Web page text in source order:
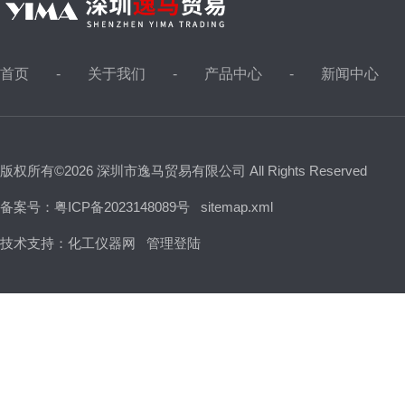
首页 关于我们 产品中心 新闻中心
版权所有©2026 深圳市逸马贸易有限公司 All Rights Reserved
备案号：粤ICP备2023148089号 sitemap.xml
技术支持： 化工仪器网 管理登陆